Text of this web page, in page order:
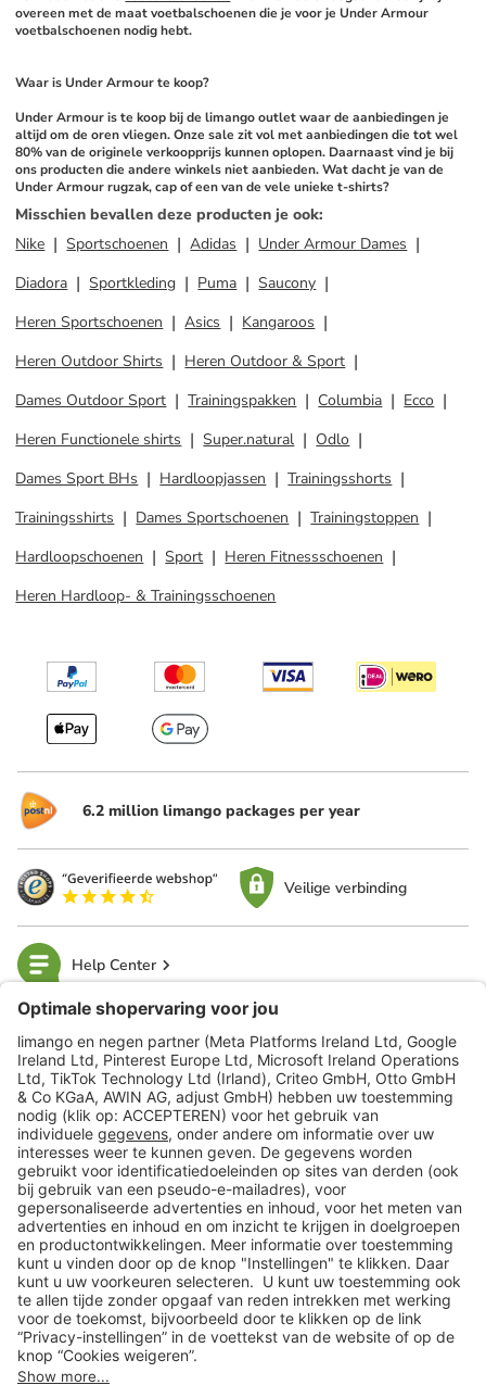
overeen met de maat voetbalschoenen die je voor je Under Armour
voetbalschoenen nodig hebt.
Waar is Under Armour te koop?
Under Armour is te koop bij de limango outlet waar de aanbiedingen je
altijd om de oren vliegen. Onze sale zit vol met aanbiedingen die tot wel
80% van de originele verkoopprijs kunnen oplopen. Daarnaast vind je bij
ons producten die andere winkels niet aanbieden. Wat dacht je van de
Under Armour rugzak, cap of een van de vele unieke t-shirts?
Misschien bevallen deze producten je ook:
Nike
Sportschoenen Adidas
Under Armour Dames
Diadora
Sportkleding Puma
Saucony
Heren Sportschoenen
Asics
Kangaroos
Heren Outdoor Shirts
Heren Outdoor & Sport
Dames Outdoor Sport
Trainingspakken Columbia
Ecco
Heren Functionele shirts
Super.natural
Odlo
Dames Sport BHs
Hardloopjassen
Trainingsshorts
Trainingsshirts
Dames Sportschoenen
Trainingstoppen
Hardloopschoenen
Sport
Heren Fitnessschoenen
Heren Hardloop- & Trainingsschoenen
6.2 million limango packages per year
Veilige verbinding
Help Center
limango
Veilig winkelen
Klantenservice
Shop
Acties